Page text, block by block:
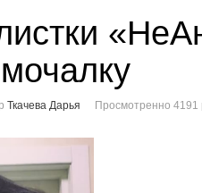
Ткачева Дарья Просмотренно 4191